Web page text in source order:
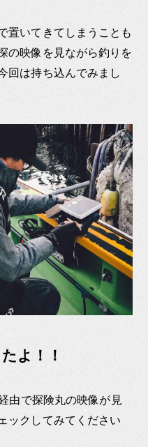
置いてきてしまうことも
の映像を見ながら釣りを
回は持ち込んでみまし
よ！！
由で探険丸の映像が見
ックしてみてください